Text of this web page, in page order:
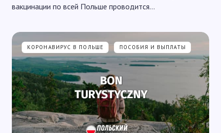
вакцинации по всей Польше проводится…
КОРОНАВИРУС В ПОЛЬШЕ ПОСОБИЯ И ВЫПЛАТЫ